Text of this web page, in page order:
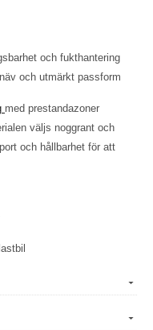
och fukthantering
och utmärkt passform
med prestandazoner
väljs noggrant och
och hållbarhet för att